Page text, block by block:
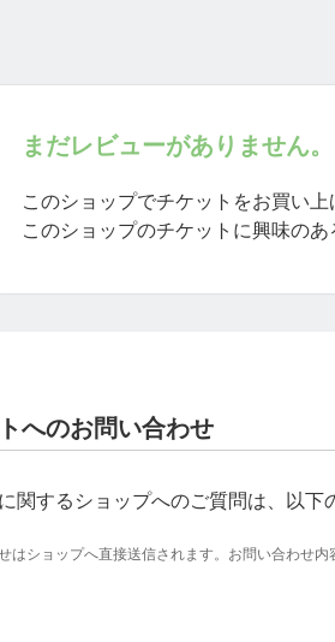
まだレビューがありません。
このショップでチケットをお買い
このショップのチケットに興味の
へのお問い合わせ
関するショップへのご質問は、以
はショップへ直接送信されます。お問い合わせ